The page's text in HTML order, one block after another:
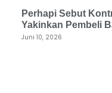
Perhapi Sebut
Yakinkan Pembeli
Juni 10, 2026